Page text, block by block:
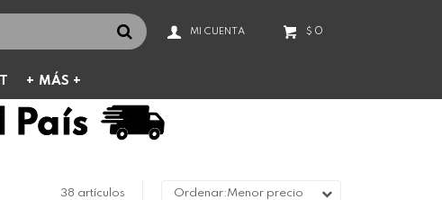
MÁS +
$ 0
38 artículos Menor precio